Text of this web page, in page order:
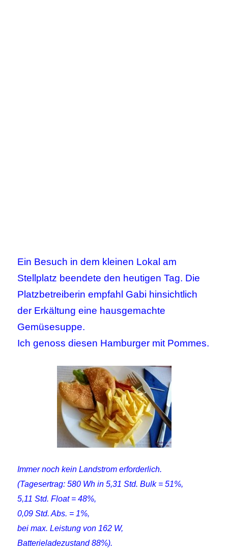
Ein Besuch in dem kleinen Lokal am
Stellplatz beendete den heutigen Tag. Die
Platzbetreiberin empfahl Gabi hinsichtlich
der Erkältung eine hausgemachte
Gemüsesuppe.
Ich genoss diesen Hamburger mit Pommes.
Immer noch kein Landstrom erforderlich.
(Tagesertrag: 580 Wh in 5,31 Std. Bulk = 51%,
5,11 Std. Float = 48%,
0,09 Std. Abs. = 1%,
bei max. Leistung von 162 W,
Batterieladezustand 88%).